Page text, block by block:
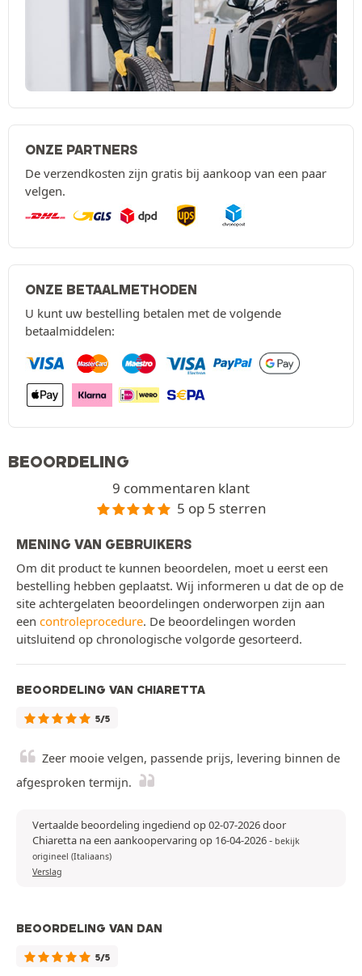
ONZE PARTNERS
De verzendkosten zijn gratis bij aankoop van een paar
velgen.
ONZE BETAALMETHODEN
U kunt uw bestelling betalen met de volgende
betaalmiddelen:
BEOORDELING
9 commentaren klant
5 op 5 sterren
MENING VAN GEBRUIKERS
Om dit product te kunnen beoordelen, moet u eerst een
bestelling hebben geplaatst. Wij informeren u dat de op de
site achtergelaten beoordelingen onderworpen zijn aan
een controleprocedure. De beoordelingen worden
uitsluitend op chronologische volgorde gesorteerd.
BEOORDELING VAN CHIARETTA
5/5
Zeer mooie velgen, passende prijs, levering binnen de
afgesproken termijn.
Vertaalde beoordeling ingediend op 02-07-2026 door
Chiaretta na een aankoopervaring op 16-04-2026- bekijk
origineel (Italiaans)
Verslag
BEOORDELING VAN DAN
5/5